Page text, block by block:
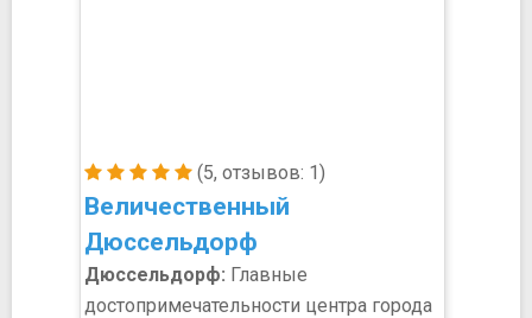
(5, отзывов: 1)
Величественный
Дюссельдорф
Дюссельдорф: Главные
достопримечательности центра города